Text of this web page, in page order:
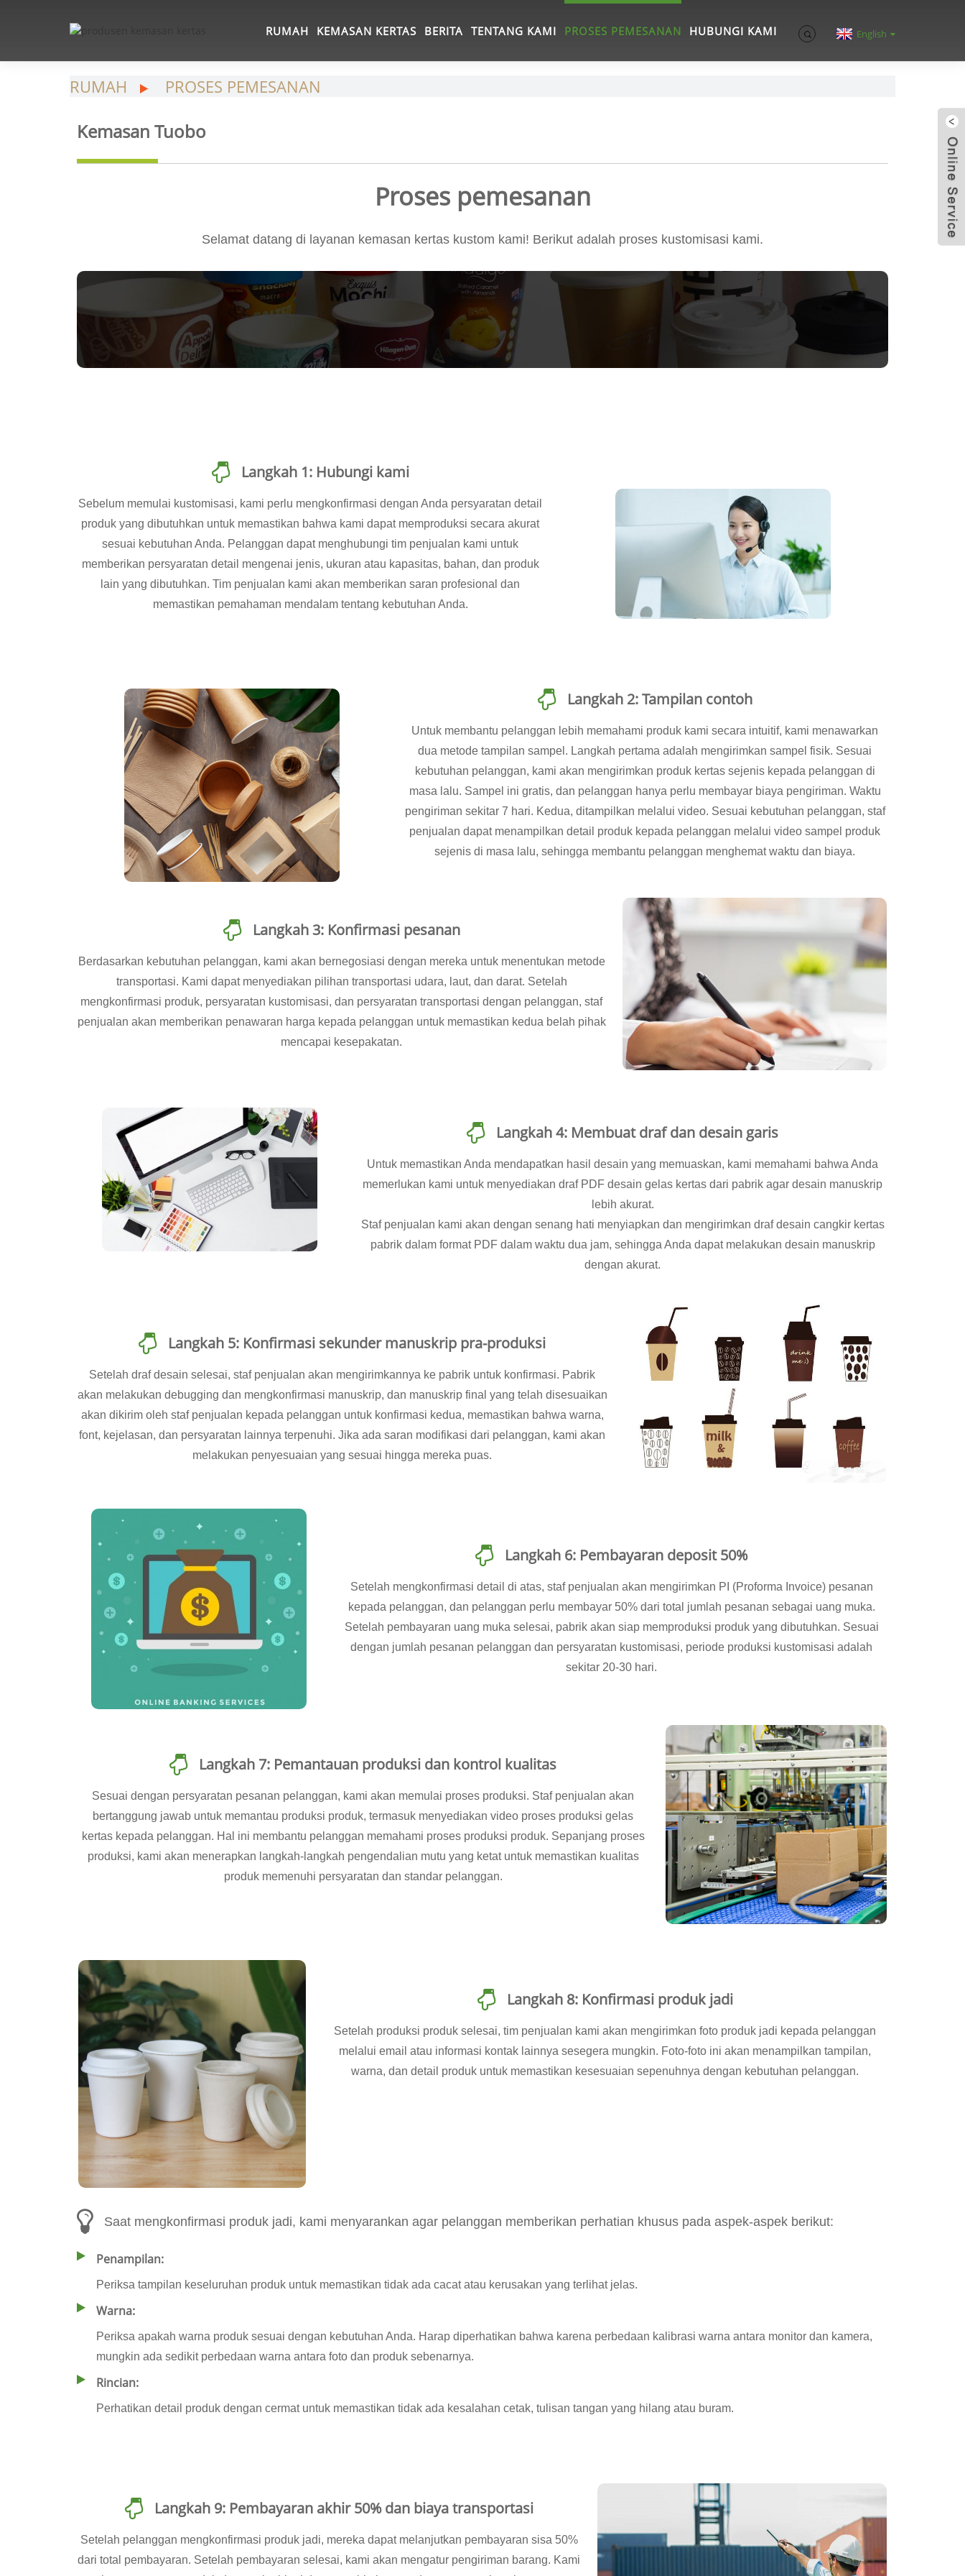
RUMAH KEMASAN KERTAS BERITA TENTANG KAMI PROSES PEMESANAN HUBUNGI KAMI English
RUMAH PROSES PEMESANAN
Kemasan Tuobo
Proses pemesanan
Selamat datang di layanan kemasan kertas kustom kami! Berikut adalah proses kustomisasi kami.
Langkah 1: Hubungi kami
Sebelum memulai kustomisasi, kami perlu mengkonfirmasi dengan Anda persyaratan detail
produk yang dibutuhkan untuk memastikan bahwa kami dapat memproduksi secara akurat
sesuai kebutuhan Anda. Pelanggan dapat menghubungi tim penjualan kami untuk
memberikan persyaratan detail mengenai jenis, ukuran atau kapasitas, bahan, dan produk
lain yang dibutuhkan. Tim penjualan kami akan memberikan saran profesional dan
memastikan pemahaman mendalam tentang kebutuhan Anda.
Langkah 2: Tampilan contoh
Untuk membantu pelanggan lebih memahami produk kami secara intuitif, kami menawarkan
dua metode tampilan sampel. Langkah pertama adalah mengirimkan sampel fisik. Sesuai
kebutuhan pelanggan, kami akan mengirimkan produk kertas sejenis kepada pelanggan di
masa lalu. Sampel ini gratis, dan pelanggan hanya perlu membayar biaya pengiriman. Waktu
pengiriman sekitar 7 hari. Kedua, ditampilkan melalui video. Sesuai kebutuhan pelanggan, staf
penjualan dapat menampilkan detail produk kepada pelanggan melalui video sampel produk
sejenis di masa lalu, sehingga membantu pelanggan menghemat waktu dan biaya.
Langkah 3: Konfirmasi pesanan
Berdasarkan kebutuhan pelanggan, kami akan bernegosiasi dengan mereka untuk menentukan metode
transportasi. Kami dapat menyediakan pilihan transportasi udara, laut, dan darat. Setelah
mengkonfirmasi produk, persyaratan kustomisasi, dan persyaratan transportasi dengan pelanggan, staf
penjualan akan memberikan penawaran harga kepada pelanggan untuk memastikan kedua belah pihak
mencapai kesepakatan.
Langkah 4: Membuat draf dan desain garis
Untuk memastikan Anda mendapatkan hasil desain yang memuaskan, kami memahami bahwa Anda
memerlukan kami untuk menyediakan draf PDF desain gelas kertas dari pabrik agar desain manuskrip
lebih akurat.
Staf penjualan kami akan dengan senang hati menyiapkan dan mengirimkan draf desain cangkir kertas
pabrik dalam format PDF dalam waktu dua jam, sehingga Anda dapat melakukan desain manuskrip
dengan akurat.
Langkah 5: Konfirmasi sekunder manuskrip pra-produksi
Setelah draf desain selesai, staf penjualan akan mengirimkannya ke pabrik untuk konfirmasi. Pabrik
akan melakukan debugging dan mengkonfirmasi manuskrip, dan manuskrip final yang telah disesuaikan
akan dikirim oleh staf penjualan kepada pelanggan untuk konfirmasi kedua, memastikan bahwa warna,
font, kejelasan, dan persyaratan lainnya terpenuhi. Jika ada saran modifikasi dari pelanggan, kami akan
melakukan penyesuaian yang sesuai hingga mereka puas.
Langkah 6: Pembayaran deposit 50%
Setelah mengkonfirmasi detail di atas, staf penjualan akan mengirimkan PI (Proforma Invoice) pesanan
kepada pelanggan, dan pelanggan perlu membayar 50% dari total jumlah pesanan sebagai uang muka.
Setelah pembayaran uang muka selesai, pabrik akan siap memproduksi produk yang dibutuhkan. Sesuai
dengan jumlah pesanan pelanggan dan persyaratan kustomisasi, periode produksi kustomisasi adalah
sekitar 20-30 hari.
Langkah 7: Pemantauan produksi dan kontrol kualitas
Sesuai dengan persyaratan pesanan pelanggan, kami akan memulai proses produksi. Staf penjualan akan
bertanggung jawab untuk memantau produksi produk, termasuk menyediakan video proses produksi gelas
kertas kepada pelanggan. Hal ini membantu pelanggan memahami proses produksi produk. Sepanjang proses
produksi, kami akan menerapkan langkah-langkah pengendalian mutu yang ketat untuk memastikan kualitas
produk memenuhi persyaratan dan standar pelanggan.
Langkah 8: Konfirmasi produk jadi
Setelah produksi produk selesai, tim penjualan kami akan mengirimkan foto produk jadi kepada pelanggan
melalui email atau informasi kontak lainnya sesegera mungkin. Foto-foto ini akan menampilkan tampilan,
warna, dan detail produk untuk memastikan kesesuaian sepenuhnya dengan kebutuhan pelanggan.
Saat mengkonfirmasi produk jadi, kami menyarankan agar pelanggan memberikan perhatian khusus pada aspek-aspek berikut:
Penampilan:
Periksa tampilan keseluruhan produk untuk memastikan tidak ada cacat atau kerusakan yang terlihat jelas.
Warna:
Periksa apakah warna produk sesuai dengan kebutuhan Anda. Harap diperhatikan bahwa karena perbedaan kalibrasi warna antara monitor dan kamera,
mungkin ada sedikit perbedaan warna antara foto dan produk sebenarnya.
Rincian:
Perhatikan detail produk dengan cermat untuk memastikan tidak ada kesalahan cetak, tulisan tangan yang hilang atau buram.
Langkah 9: Pembayaran akhir 50% dan biaya transportasi
Setelah pelanggan mengkonfirmasi produk jadi, mereka dapat melanjutkan pembayaran sisa 50%
dari total pembayaran. Setelah pembayaran selesai, kami akan mengatur pengiriman barang. Kami